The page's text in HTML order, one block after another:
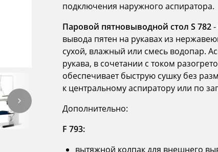
подключения наружного аспиратора.
Паровой пятновыводной стол S 782
вывода пятен на рукавах из
сухой, влажный или смесь водопар.
рукава, в сочетании с током
обеспечивает быструю сушку без
к центральному аспиратору или по
Дополнительно:
F 793:
вытяжной колпак для внешнего